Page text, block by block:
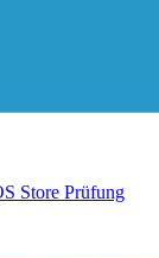
Store Prüfung